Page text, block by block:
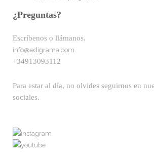
¿Preguntas?
Escríbenos o llámanos.
info@edigrama.com
+34913093112
Para estar al día, no olvides seguirnos en
sociales.